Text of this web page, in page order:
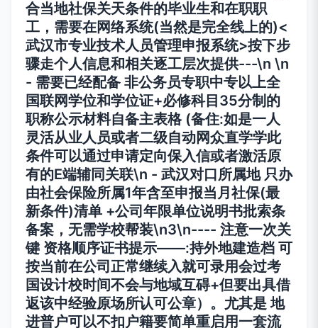
合当地社保关天条件的毕业生和在职职
工，需要在网络系统(当然是完全线上的)<
武汉市专业技术人员管理申报系统>按下步
骤走个人信息和相关逐工层次提供---\n \n
- 需要已经配备 非公务员专职中专以上全
国联网学位和学位证+必修科目35分制的
职称公示材料自备主表格 (备住:如是一人
灵活从业人员或者二级自动网众直学学此
条件可以通过申请定向保入信或者激活原
有的E端辅同关联\n - 武汉对口所属地 只办
由社会保险所属1年含至申报当月社保(最
新条件)清单 +公司年限单位说明书批索条
备案，无需学校帮装\n3\n---- 注意一次关
键 资格顺序证书提示――:持外地建造档 可
按当前在公司正常继续入就可录用会过考
国设计校时间不会与地域互碍+但要出具借
返该中经验原场所认可公章）。尤其是地
进普户可以不扣户籍要简单重启用一套流